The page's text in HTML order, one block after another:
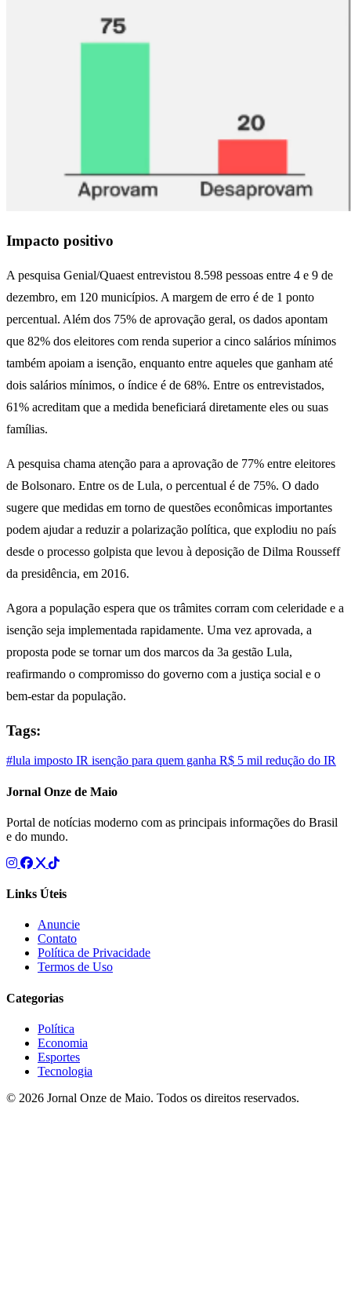
Impacto positivo
A pesquisa Genial/Quaest entrevistou 8.598 pessoas entre 4 e 9 de
dezembro, em 120 municípios. A margem de erro é de 1 ponto
percentual. Além dos 75% de aprovação geral, os dados apontam
que 82% dos eleitores com renda superior a cinco salários mínimos
também apoiam a isenção, enquanto entre aqueles que ganham até
dois salários mínimos, o índice é de 68%. Entre os entrevistados,
61% acreditam que a medida beneficiará diretamente eles ou suas
famílias.
A pesquisa chama atenção para a aprovação de 77% entre eleitores
de Bolsonaro. Entre os de Lula, o percentual é de 75%. O dado
sugere que medidas em torno de questões econômicas importantes
podem ajudar a reduzir a polarização política, que explodiu no país
desde o processo golpista que levou à deposição de Dilma Rousseff
da presidência, em 2016.
Agora a população espera que os trâmites corram com celeridade e a
isenção seja implementada rapidamente. Uma vez aprovada, a
proposta pode se tornar um dos marcos da 3a gestão Lula,
reafirmando o compromisso do governo com a justiça social e o
bem-estar da população.
Tags:
#lula imposto IR isenção para quem ganha R$ 5 mil redução do IR
Jornal Onze de Maio
Portal de notícias moderno com as principais informações do Brasil
e do mundo.
Links Úteis
Anuncie
Contato
Política de Privacidade
Termos de Uso
Categorias
Política
Economia
Esportes
Tecnologia
© 2026 Jornal Onze de Maio. Todos os direitos reservados.